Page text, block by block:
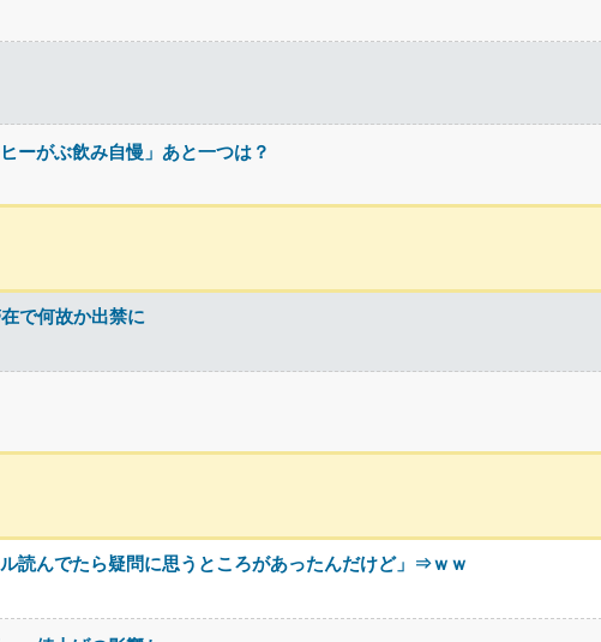
ーがぶ飲み自慢」あと一つは？
で何故か出禁に
読んでたら疑問に思うところがあったんだけど」⇒ｗｗ